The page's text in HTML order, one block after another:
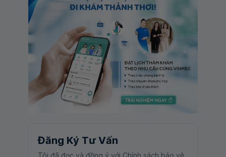
Đăng Ký Tư Vấn
Tôi đã đọc và đồng ý với Chính sách bảo vệ